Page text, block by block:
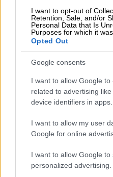
I want to opt-out of
Retention, Sale, and/or
Personal Data that Is
Purposes for which it
Opted Out
Google consents
I want to allow Google to
related to advertising
device identifiers in apps.
I want to allow my user
Google for online
I want to allow Google to
personalized advertising.
Η Λυκειακή
της ανωτέρω ποινής,
απολογία τον
σχετικό πρακτικό
τριμελη Λυκειακή
γραμματεία αυτής. Τα
αποδεικτικά
πρακτικό.